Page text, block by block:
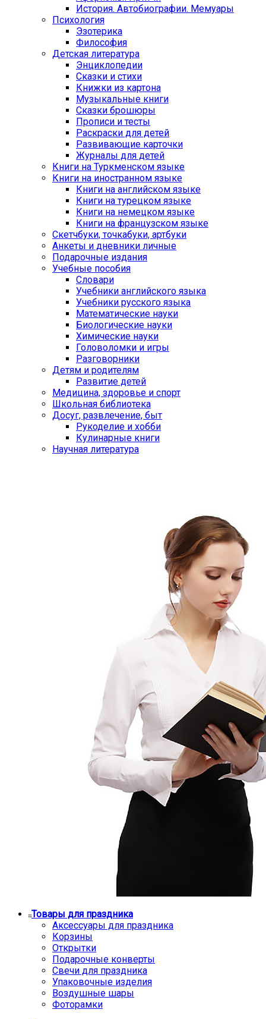
История. Автобиографии. Мемуары
Психология
Эзотерика
Философия
Детская литература
Энциклопедии
Сказки и стихи
Книжки из картона
Музыкальные книги
Сказки брошюры
Прописи и тесты
Раскраски для детей
Развивающие карточки
Журналы для детей
Книги на Туркменском языке
Книги на иностранном языке
Книги на английском языке
Книги на турецком языке
Книги на немецком языке
Книги на французском языке
Cкетчбуки, точкабуки, артбуки
Анкеты и дневники личные
Подарочные издания
Учебные пособия
Словари
Учебники английского языка
Учебники русского языка
Математические науки
Биологические науки
Химические науки
Головоломки и игры
Разговорники
Детям и родителям
Развитие детей
Медицина, здоровье и спорт
Школьная библиотека
Досуг, развлечение, быт
Рукоделие и хобби
Кулинарные книги
Научная литература
Товары для праздника
Аксессуары для праздника
Корзины
Открытки
Подарочные конверты
Свечи для праздника
Упаковочные изделия
Воздушные шары
Фоторамки